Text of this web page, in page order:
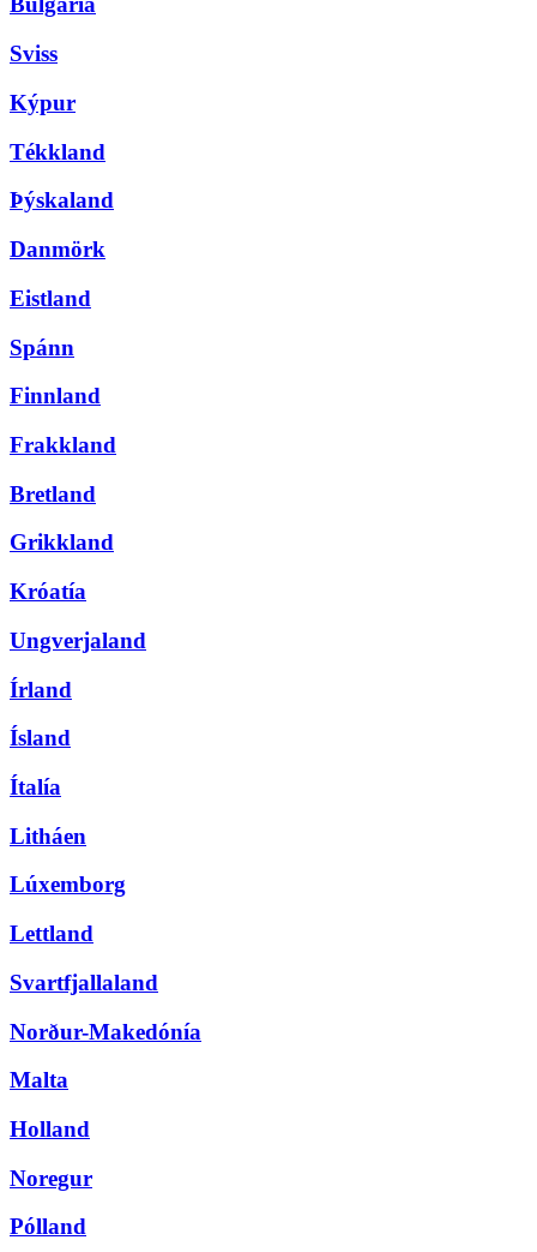
Sviss
Kýpur
Tékkland
Þýskaland
Danmörk
Eistland
Spánn
Finnland
Frakkland
Bretland
Grikkland
Króatía
Ungverjaland
Írland
Ísland
Ítalía
Litháen
Lúxemborg
Lettland
Svartfjallaland
Norður-Makedónía
Malta
Holland
Noregur
Pólland